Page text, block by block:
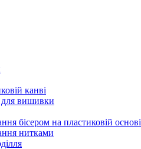
канві
вишивки
бісером на пластиковій основі
нитками